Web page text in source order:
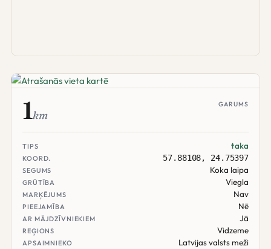
1km
GARUMS
TIPS taka
KOORD. 57.88108, 24.75397
SEGUMS Koka laipa
GRŪTĪBA Viegla
MARĶĒJUMS Nav
PIEEJAMĪBA Nē
AR MĀJDZĪVNIEKIEM Jā
REĢIONS Vidzeme
APSAIMNIEKO Latvijas valsts meži